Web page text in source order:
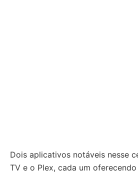
Dois aplicativos notáveis nesse
TV e o Plex, cada um